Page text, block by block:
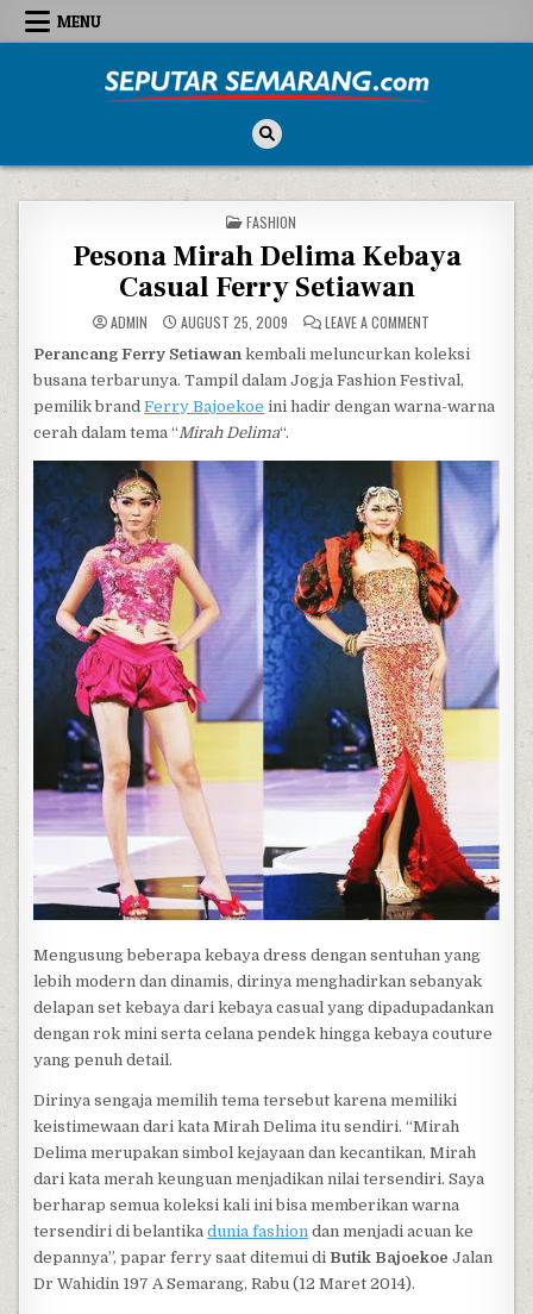
Skip to content
MENU
POSTED IN
FASHION
Pesona Mirah Delima Kebaya
Casual Ferry Setiawan
ADMIN AUGUST 25, 2009 LEAVE A COMMENTON PESONA
Perancang Ferry Setiawan kembali meluncurkan koleksi
busana terbarunya. Tampil dalam Jogja Fashion Festival,
pemilik brandFerry Bajoekoe ini hadir dengan warna-warna
cerah dalam tema “Mirah Delima“.
Mengusung beberapa kebaya dress dengan sentuhan yang
lebih modern dan dinamis, dirinya menghadirkan sebanyak
delapan set kebaya dari kebaya casual yang dipadupadankan
dengan rok mini serta celana pendek hingga kebaya couture
yang penuh detail.
Dirinya sengaja memilih tema tersebut karena memiliki
keistimewaan dari kata Mirah Delima itu sendiri. “Mirah
Delima merupakan simbol kejayaan dan kecantikan, Mirah
dari kata merah keunguan menjadikan nilai tersendiri. Saya
berharap semua koleksi kali ini bisa memberikan warna
tersendiri di belantikadunia fashion dan menjadi acuan ke
depannya”, papar ferry saat ditemui di Butik Bajoekoe Jalan
Dr Wahidin 197 A Semarang, Rabu (12 Maret 2014).